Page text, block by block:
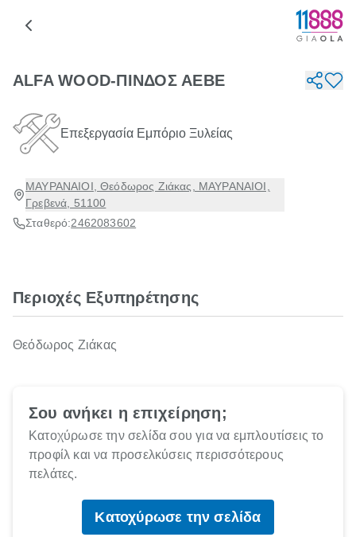
ALFA WOOD-ΠΙΝΔΟΣ ΑΕΒΕ
Επεξεργασία Εμπόριο Ξυλείας
ΜΑΥΡΑΝΑΙΟΙ, Θεόδωρος Ζιάκας, ΜΑΥΡΑΝΑΙΟΙ,
Γρεβενά, 51100
Σταθερό:2462083602
Περιοχές Εξυπηρέτησης
Θεόδωρος Ζιάκας
Σου ανήκει η επιχείρηση;
Κατοχύρωσε την σελίδα σου για να εμπλουτίσεις το
προφίλ και να προσελκύσεις περισσότερους
πελάτες.
Κατοχύρωσε την σελίδα